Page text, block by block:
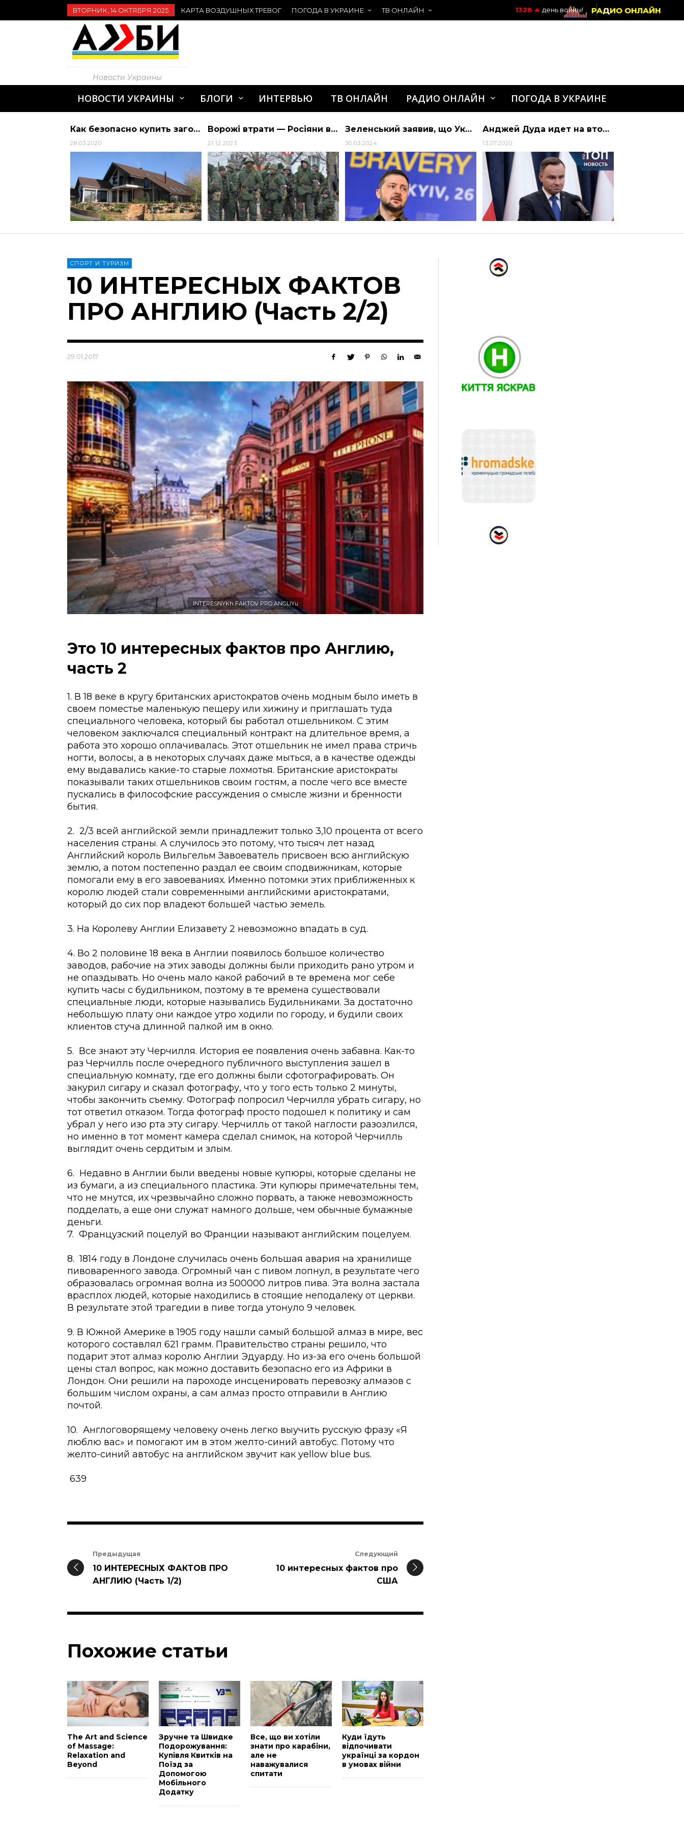
ВТОРНИК, 14 ОКТЯБРЯ 2025 КАРТА ВОЗДУШНЫХ ТРЕВОГ ПОГОДА В УКРАИНЕ ТВ ОНЛАЙН РАДИО ОНЛАЙН
1328 🔥день войны!
Новости Украины
НОВОСТИ УКРАИНЫ БЛОГИ ИНТЕРВЬЮ ТВ ОНЛАЙН РАДИО ОНЛАЙН ПОГОДА В УКРАИНЕ
Ворожі втрати — Росіяни винайшли молитву з дронів — Україна
21.12.2023
Зеленський заявив, що Україна втратила півроку через суперечки в Конгресі США
30.03.2024
Анджей Дуда идет на второй срок: Что он обещал полякам и как относится к Украине? | Алиби
13.07.2020
В Киеве нашли мертвым мужчину с удостоверением сотрудника СБУ | Алиби
15.07.2020
СПОРТ И ТУРИЗМ
10 ИНТЕРЕСНЫХ ФАКТОВ
ПРО АНГЛИЮ (Часть 2/2)
29.01.2017
INTERESNYKh FAKTOV PRO ANGLIYu
Это 10 интересных фактов про Англию,
часть 2
1. В 18 веке в кругу британских аристократов очень модным было иметь в
своем поместье маленькую пещеру или хижину и приглашать туда
специального человека, который бы работал отшельником. С этим
человеком заключался специальный контракт на длительное время, а
работа это хорошо оплачивалась. Этот отшельник не имел права стричь
ногти, волосы, а в некоторых случаях даже мыться, а в качестве одежды
ему выдавались какие-то старые лохмотья. Британские аристократы
показывали таких отшельников своим гостям, а после чего все вместе
пускались в философские рассуждения о смысле жизни и бренности
бытия.
2. 2/3 всей английской земли принадлежит только 3,10 процента от всего
населения страны. А случилось это потому, что тысяч лет назад
Английский король Вильгельм Завоеватель присвоен всю английскую
землю, а потом постепенно раздал ее своим сподвижникам, которые
помогали ему в его завоеваниях. Именно потомки этих приближенных к
королю людей стали современными английскими аристократами,
который до сих пор владеют большей частью земель.
3. На Королеву Англии Елизавету 2 невозможно впадать в суд.
4. Во 2 половине 18 века в Англии появилось большое количество
заводов, рабочие на этих заводы должны были приходить рано утром и
не опаздывать. Но очень мало какой рабочий в те времена мог себе
купить часы с будильником, поэтому в те времена существовали
специальные люди, которые назывались Будильниками. За достаточно
небольшую плату они каждое утро ходили по городу, и будили своих
клиентов стуча длинной палкой им в окно.
5. Все знают эту Черчилля. История ее появления очень забавна. Как-то
раз Черчилль после очередного публичного выступления зашел в
специальную комнату, где его должны были сфотографировать. Он
закурил сигару и сказал фотографу, что у того есть только 2 минуты,
чтобы закончить съемку. Фотограф попросил Черчилля убрать сигару, но
тот ответил отказом. Тогда фотограф просто подошел к политику и сам
убрал у него изо рта эту сигару. Черчилль от такой наглости разозлился,
но именно в тот момент камера сделал снимок, на которой Черчилль
выглядит очень сердитым и злым.
6. Недавно в Англии были введены новые купюры, которые сделаны не
из бумаги, а из специального пластика. Эти купюры примечательны тем,
что не мнутся, их чрезвычайно сложно порвать, а также невозможность
подделать, а еще они служат намного дольше, чем обычные бумажные
деньги.
7. Французский поцелуй во Франции называют английским поцелуем.
8. 1814 году в Лондоне случилась очень большая авария на хранилище
пивоваренного завода. Огромный чан с пивом лопнул, в результате чего
образовалась огромная волна из 500000 литров пива. Эта волна застала
врасплох людей, которые находились в стоящие неподалеку от церкви.
В результате этой трагедии в пиве тогда утонуло 9 человек.
9. В Южной Америке в 1905 году нашли самый большой алмаз в мире, вес
которого составлял 621 грамм. Правительство страны решило, что
подарит этот алмаз королю Англии Эдуарду. Но из-за его очень большой
цены стал вопрос, как можно доставить безопасно его из Африки в
Лондон. Они решили на пароходе инсценировать перевозку алмазов с
большим числом охраны, а сам алмаз просто отправили в Англию
почтой.
10. Англоговорящему человеку очень легко выучить русскую фразу «Я
люблю вас» и помогают им в этом желто-синий автобус. Потому что
желто-синий автобус на английском звучит как yellow blue bus.
639
Предыдущая
10 ИНТЕРЕСНЫХ ФАКТОВ ПРО
АНГЛИЮ (Часть 1/2)
Следующий
10 интересных фактов про
США
Похожие статьи
The Art and Science
of Massage:
Relaxation and
Beyond
Зручне та Швидке
Подорожування:
Купівля Квитків на
Поїзд за
Допомогою
Мобільного
Додатку
Все, що ви хотіли
знати про карабіни,
але не
наважувалися
спитати
Куди їдуть
відпочивати
українці за кордон
в умовах війни